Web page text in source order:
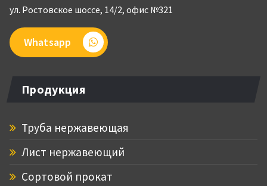
ул. Ростовское шоссе, 14/2, офис №321
Whatsapp
Продукция
Труба нержавеющая
Лист нержавеющий
Сортовой прокат